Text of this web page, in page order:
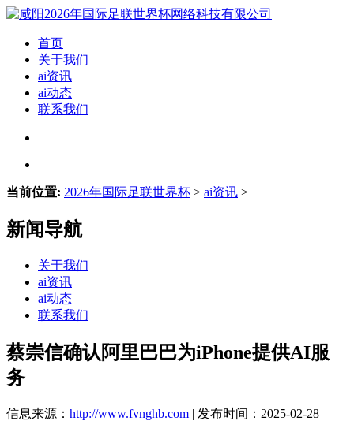
首页
关于我们
ai资讯
ai动态
联系我们
当前位置: 2026年国际足联世界杯 > ai资讯 >
新闻导航
关于我们
ai资讯
ai动态
联系我们
蔡崇信确认阿里巴巴为iPhone提供AI服
务
信息来源： http://www.fvnghb.com | 发布时间：2025-02-28